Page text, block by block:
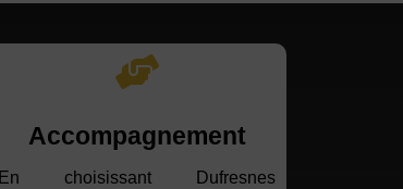
Accompagnement
En choisissant Dufresnes